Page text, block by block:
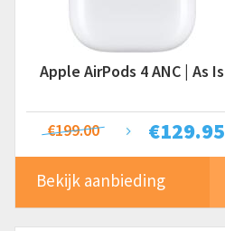
Apple AirPods 4 ANC | As Is
€129.95
€199.00
Bekijk aanbieding